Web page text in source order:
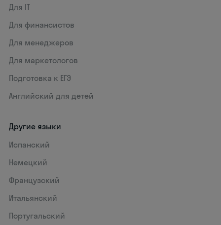
Для IT
Для финансистов
Для менеджеров
Для маркетологов
Подготовка к ЕГЭ
Английский для детей
Другие языки
Испанский
Немецкий
Французский
Итальянский
Португальский